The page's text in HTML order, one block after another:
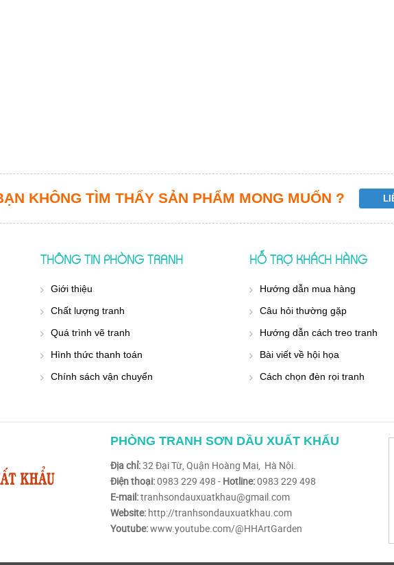
KHÔNG TÌM THẤY SẢN PHẨM MONG MUỐN ?
THÔNG TIN PHÒNG TRANH
Giới thiệu
Chất lượng tranh
Quá trình vẽ tranh
Hình thức thanh toán
Chính sách vận chuyển
HỖ TRỢ KHÁCH HÀNG
Hướng dẫn mua hàng
Câu hỏi thường gặp
Hướng dẫn cách treo tranh
Bài viết về hội họa
Cách chọn đèn rọi tranh
PHÒNG TRANH SƠN DẦU XUẤT KHẨU
Địa chỉ:32 Đại Từ, Quận Hoàng Mai, Hà Nội.
Điện thoại:0983 229 498 - Hotline:0983 229 498
E-mail:tranhsondauxuatkhau@gmail.com
Website:http://tranhsondauxuatkhau.com
Youtube:www.youtube.com/@HHArtGarden